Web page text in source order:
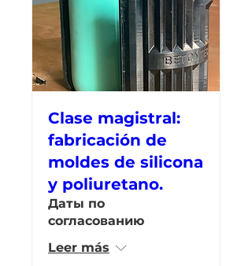
Clase magistral:
fabricación de
moldes de silicona
y poliuretano.
Даты по
согласованию
Leer más